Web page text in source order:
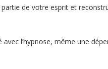
de votre esprit et
l’hypnose, même une